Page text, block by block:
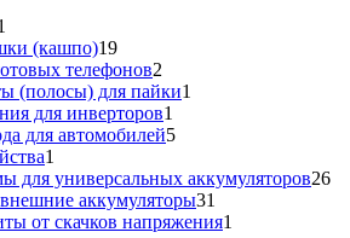
товар(кашпо)1919
товаров
телефонов2
товара
(полосы) для пайки1
для инверторов1
товар
для автомобилей55
1
товар
для универсальных аккумуляторов2626
аккумуляторы31
товар
от скачков напряжения1